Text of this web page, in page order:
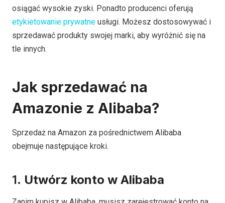
osiągać wysokie zyski. Ponadto producenci oferują
etykietowanie prywatne usługi. Możesz dostosowywać i
sprzedawać produkty swojej marki, aby wyróżnić się na
tle innych.
Jak sprzedawać na
Amazonie z Alibaba?
Sprzedaż na Amazon za pośrednictwem Alibaba
obejmuje następujące kroki.
1. Utwórz konto w Alibaba